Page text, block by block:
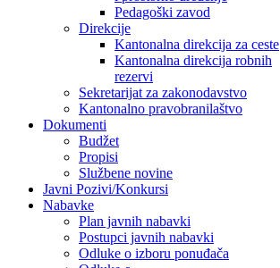
Pedagoški zavod
Direkcije
Kantonalna direkcija za ceste
Kantonalna direkcija robnih
rezervi
Sekretarijat za zakonodavstvo
Kantonalno pravobranilaštvo
Dokumenti
Budžet
Propisi
Službene novine
Javni Pozivi/Konkursi
Nabavke
Plan javnih nabavki
Postupci javnih nabavki
Odluke o izboru ponuđača